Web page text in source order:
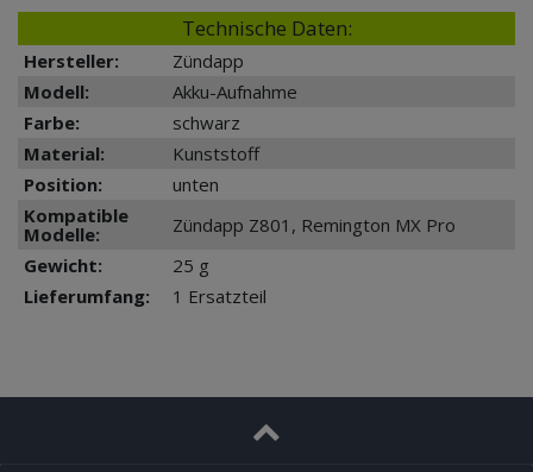
Technische Daten:
Hersteller:
Zündapp
Modell:
Akku-Aufnahme
Farbe:
schwarz
Material:
Kunststoff
Position:
unten
Kompatible
Modelle:
Zündapp Z801, Remington MX Pro
Gewicht:
25 g
Lieferumfang:
1 Ersatzteil